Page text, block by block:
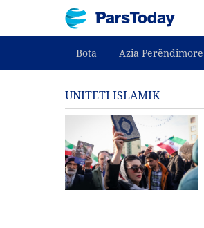
Bota Azia Perëndimore
UNITETI ISLAMIK